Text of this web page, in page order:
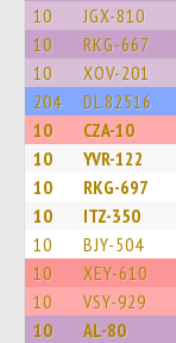
10 JGX-810
10 RKG-667
10 XOV-201
204 DL 82516
10 CZA-10
10 YVR-122
10 RKG-697
10 ITZ-350
10 BJY-504
10 XEY-610
10 VSY-929
10 AL-80